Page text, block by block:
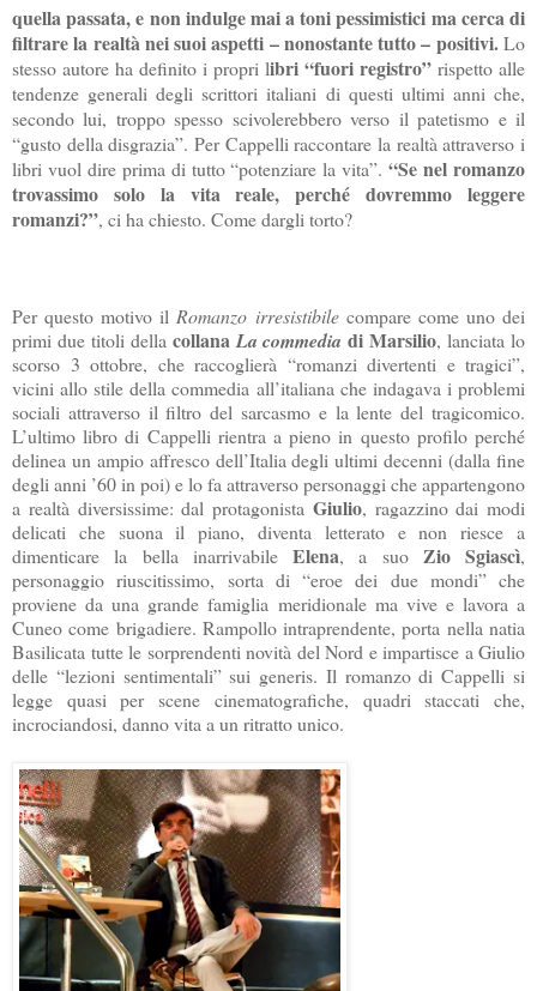
quella passata, e non indulge mai a toni pessimistici ma cerca di
filtrare la realtà nei suoi aspetti – nonostante tutto – positivi.Lo
stesso autore ha definito i propri libri “fuori registro” rispetto alle
tendenze generali degli scrittori italiani di questi ultimi anni che,
secondo lui, troppo spesso scivolerebbero verso il patetismo e il
“gusto della disgrazia”. Per Cappelli raccontare la realtà attraverso i
libri vuol dire prima di tutto “potenziare la vita”.“Se nel romanzo
trovassimo solo la vita reale, perché dovremmo leggere
romanzi?”, ci ha chiesto. Come dargli torto?
Per questo motivo il Romanzo irresistibile compare come uno dei
primi due titoli della collana La commediadi Marsilio, lanciata lo
scorso 3 ottobre, che raccoglierà “romanzi divertenti e tragici”,
vicini allo stile della commedia all’italiana che indagava i problemi
sociali attraverso il filtro del sarcasmo e la lente del tragicomico.
L’ultimo libro di Cappelli rientra a pieno in questo profilo perché
delinea un ampio affresco dell’Italia degli ultimi decenni (dalla fine
degli anni ’60 in poi) e lo fa attraverso personaggi che appartengono
a realtà diversissime: dal protagonista Giulio, ragazzino dai modi
delicati che suona il piano, diventa letterato e non riesce a
dimenticare la bella inarrivabile Elena, a suo Zio Sgiascì,
personaggio riuscitissimo, sorta di “eroe dei due mondi” che
proviene da una grande famiglia meridionale ma vive e lavora a
Cuneo come brigadiere. Rampollo intraprendente, porta nella natia
Basilicata tutte le sorprendenti novità del Nord e impartisce a Giulio
delle “lezioni sentimentali” sui generis. Il romanzo di Cappelli si
legge quasi per scene cinematografiche, quadri staccati che,
incrociandosi, danno vita a un ritratto unico.